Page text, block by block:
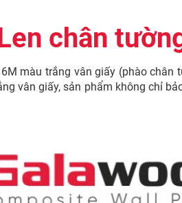
chân
màu trắng vân giấy (phào
vân giấy, sản phẩm không chỉ